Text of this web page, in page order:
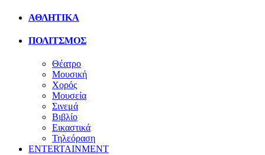
ΑΘΛΗΤΙΚΑ
ΠΟΛΙΤΣΜΟΣ
Θέατρο
Μουσική
Χορός
Μουσεία
Σινεμά
Βιβλίο
Εικαστικά
Τηλεόραση
ENTERTAINMENT